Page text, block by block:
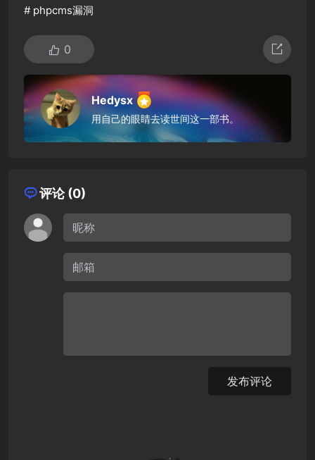
# phpcms漏洞
0
Hedysx
用自己的眼睛去读世间这一部书。
评论 (0)
发布评论